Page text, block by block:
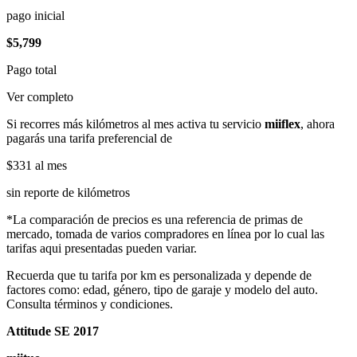
pago inicial
$5,799
Pago total
Ver completo
Si recorres más kilómetros al mes activa tu servicio miiflex, ahora
pagarás una tarifa preferencial de
$331 al mes
sin reporte de kilómetros
*La comparación de precios es una referencia de primas de
mercado, tomada de varios compradores en línea por lo cual las
tarifas aqui presentadas pueden variar.
Recuerda que tu tarifa por km es personalizada y depende de
factores como: edad, género, tipo de garaje y modelo del auto.
Consulta términos y condiciones.
Attitude SE 2017